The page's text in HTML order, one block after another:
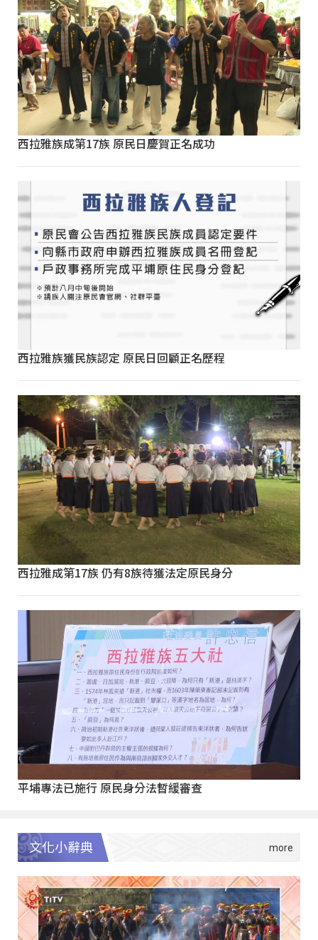
西拉雅族成第17族 原民日慶賀正名成功
西拉雅族獲民族認定 原民日回顧正名歷程
西拉雅成第17族 仍有8族待獲法定原民身分
平埔專法已施行 原民身分法暫緩審查
文化小辭典